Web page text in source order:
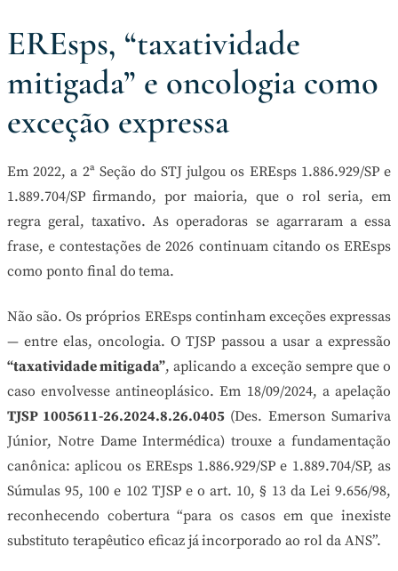
EREsps, “taxatividade
mitigada” e oncologia como
exceção expressa
Em 2022, a 2ª Seção do STJ julgou os EREsps 1.886.929/SP e
1.889.704/SP firmando, por maioria, que o rol seria, em
regra geral, taxativo. As operadoras se agarraram a essa
frase, e contestações de 2026 continuam citando os EREsps
como ponto final do tema.
Não são. Os próprios EREsps continham exceções expressas
— entre elas, oncologia. O TJSP passou a usar a expressão
“taxatividade mitigada”, aplicando a exceção sempre que o
caso envolvesse antineoplásico. Em 18/09/2024, a apelação
TJSP 1005611-26.2024.8.26.0405 (Des. Emerson Sumariva
Júnior, Notre Dame Intermédica) trouxe a fundamentação
canônica: aplicou os EREsps 1.886.929/SP e 1.889.704/SP, as
Súmulas 95, 100 e 102 TJSP e o art. 10, § 13 da Lei 9.656/98,
reconhecendo cobertura “para os casos em que inexiste
substituto terapêutico eficaz já incorporado ao rol da ANS”.